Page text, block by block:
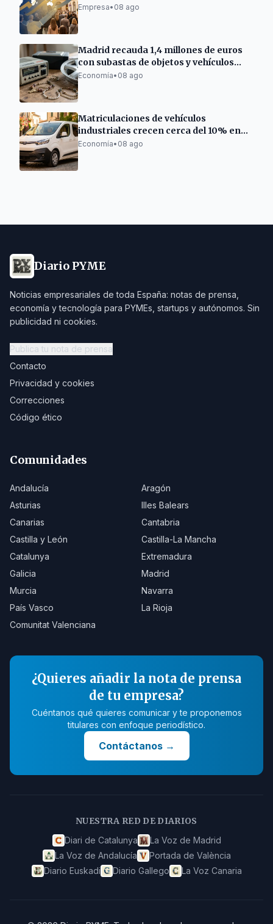
autónomos
Empresa• 08 ago
Madrid recauda 1,4 millones de euros
con subastas de objetos y vehículos
municipales
Economía• 08 ago
Matriculaciones de vehículos
industriales crecen cerca del 10% en
Cataluña
Economía• 08 ago
Diario PYME
Noticias empresariales de toda España: notas de prensa,
economía y tecnología para PYMEs, startups y autónomos. Sin
publicidad ni cookies.
Publica tu nota de prensa
Contacto
Privacidad y cookies
Correcciones
Código ético
Comunidades
Andalucía
Aragón
Asturias
Illes Balears
Canarias
Cantabria
Castilla y León
Castilla-La Mancha
Catalunya
Extremadura
Galicia
Madrid
Murcia
Navarra
País Vasco
La Rioja
Comunitat Valenciana
¿Quieres añadir la nota de prensa
de tu empresa?
Cuéntanos qué quieres comunicar y te proponemos
titulares con enfoque periodístico.
Contáctanos→
NUESTRA RED DE DIARIOS
Diari de Catalunya
La Voz de Madrid
La Voz de Andalucía
Portada de València
Diario Euskadi
Diario Gallego La Voz Canaria